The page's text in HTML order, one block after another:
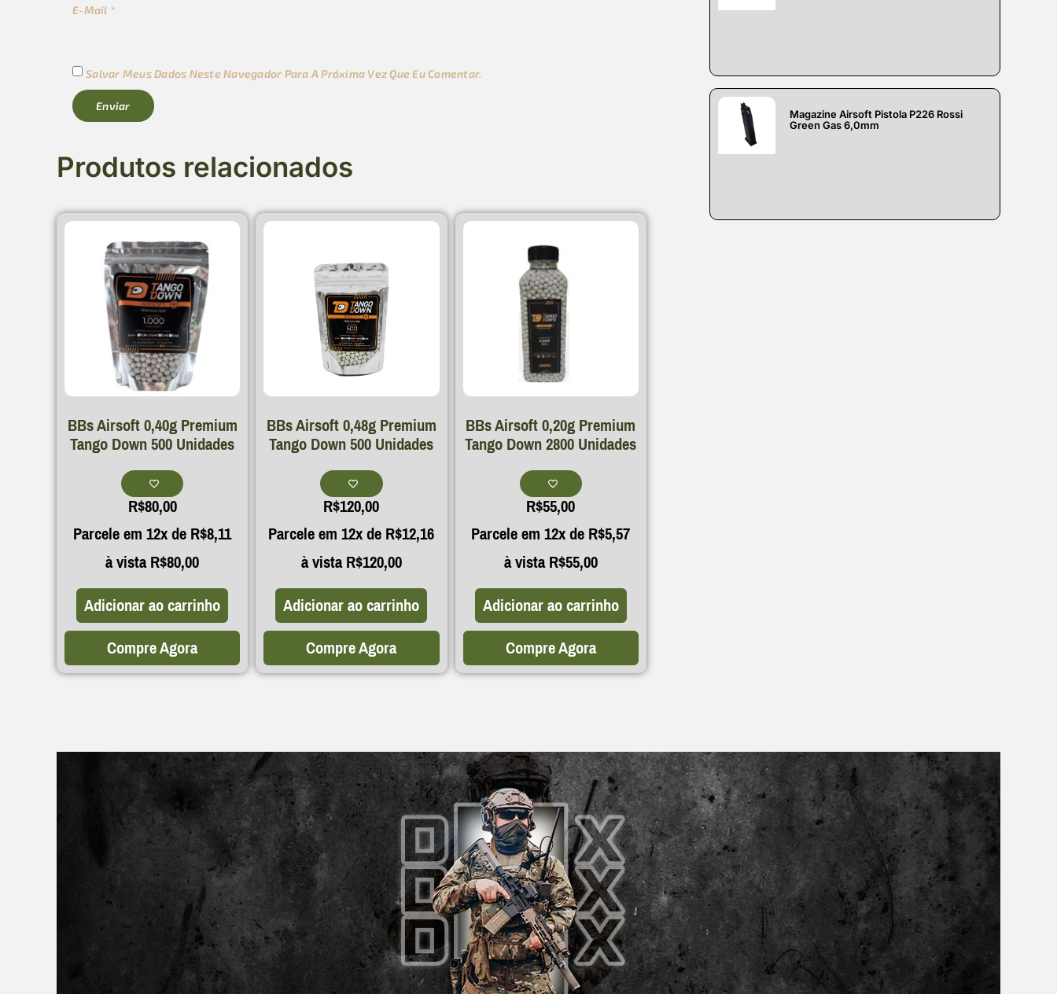
E-Mail *
Salvar Meus Dados Neste Navegador Para A Próxima Vez Que Eu Comentar.
Produtos relacionados
BBs Airsoft 0,40g Premium
Tango Down 500 Unidades
R$80,00
Parcele em 12x deR$8,11
à vistaR$80,00
Adicionar ao carrinho
Compre Agora
BBs Airsoft 0,48g Premium
Tango Down 500 Unidades
R$120,00
Parcele em 12x deR$12,16
à vistaR$120,00
Adicionar ao carrinho
Compre Agora
BBs Airsoft 0,20g Premium
Tango Down 2800 Unidades
R$55,00
Parcele em 12x deR$5,57
à vistaR$55,00
Adicionar ao carrinho
Compre Agora
Magazine Airsoft Pistola P226 Rossi
Green Gas 6,0mm